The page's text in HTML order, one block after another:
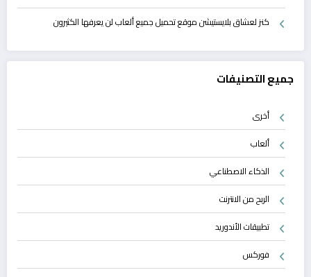
كنز لعشاق بلايستيشن موقع تحميل جميع ألعاب لن يعرفها الكثيرون
جميع التصنيفات
أخرى
ألعاب
الذكاء الاصطناعي
الربح من الانترنت
تطبيقات الأندوريد
فوركس